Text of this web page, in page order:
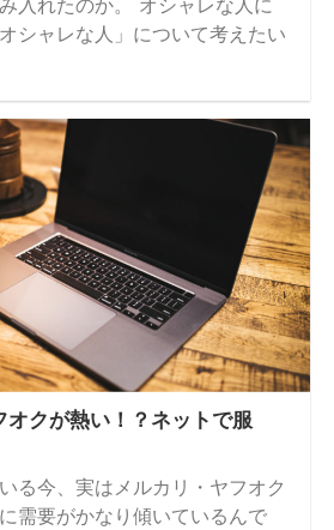
シャレな人」について考えたい
オクが熱い！？ネットで服
る今、実はメルカリ・ヤフオク
需要がかなり傾いているんで